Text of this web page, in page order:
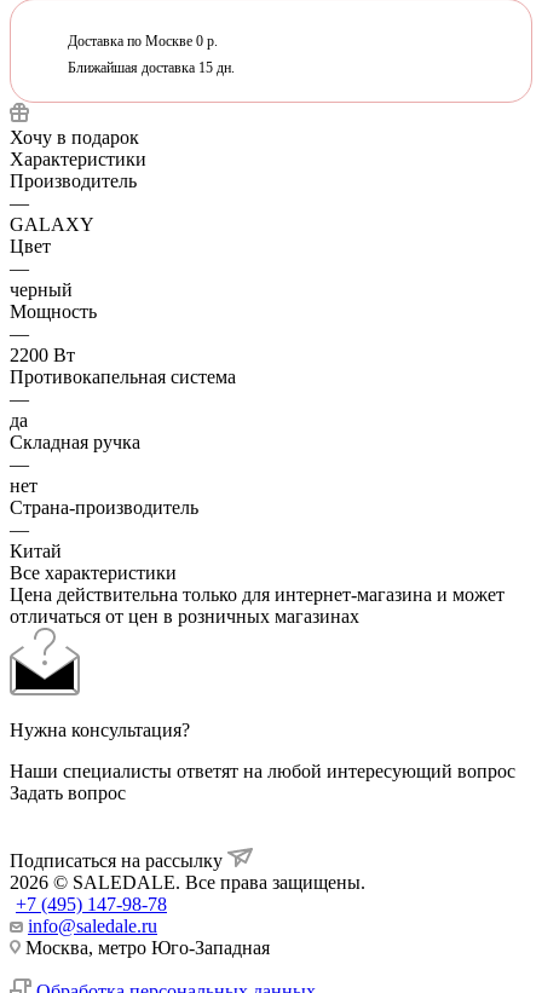
Доставка по Москве 0 р.
Ближайшая доставка 15 дн.
Хочу в подарок
Характеристики
Производитель
—
GALAXY
Цвет
—
черный
Мощность
—
2200 Вт
Противокапельная система
—
да
Складная ручка
—
нет
Страна-производитель
—
Китай
Все характеристики
Цена действительна только для интернет-магазина и может
отличаться от цен в розничных магазинах
Нужна консультация?
Наши специалисты ответят на любой интересующий вопрос
Задать вопрос
Подписаться на рассылку
2026 © SALEDALE. Все права защищены.
+7 (495) 147-98-78
info@saledale.ru
Москва, метро Юго-Западная